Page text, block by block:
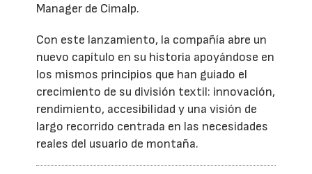
Manager de Cimalp.
Con este lanzamiento, la compañía abre un
nuevo capítulo en su historia apoyándose en
los mismos principios que han guiado el
crecimiento de su división textil: innovación,
rendimiento, accesibilidad y una visión de
largo recorrido centrada en las necesidades
reales del usuario de montaña.